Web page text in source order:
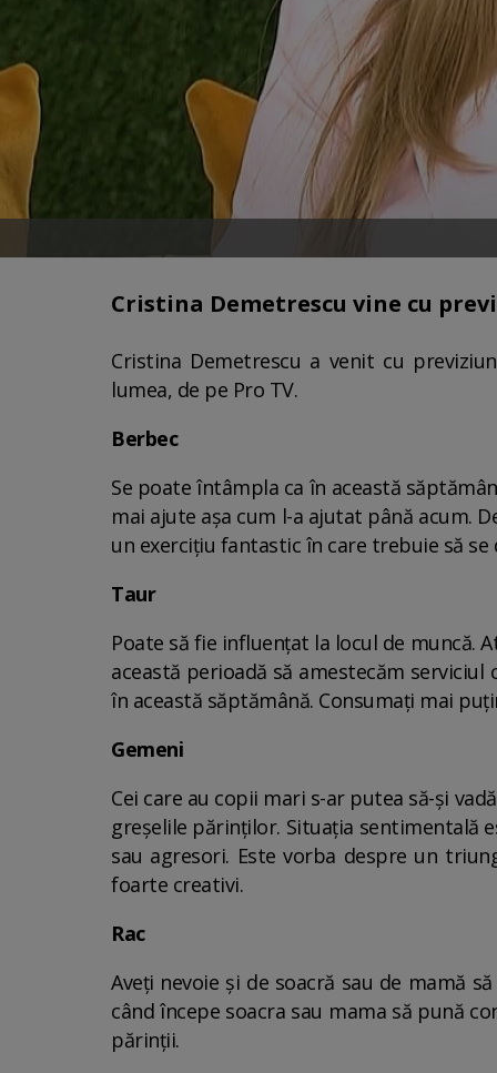
Cristina Demetrescu vine cu
Cristina Demetrescu a venit cu
lumea, de pe Pro TV.
Berbec
Se poate întâmpla ca în această
mai ajute așa cum l-a ajutat până acum.
un exercițiu fantastic în care trebuie să
Taur
Poate să fie influențat la locul de muncă.
această perioadă să amestecăm
în această săptămână. Consumați mai
Gemeni
Cei care au copii mari s-ar putea să-și
greșelile părinților. Situația sentimentală
sau agresori. Este vorba despre un
foarte creativi.
Rac
Aveți nevoie și de soacră sau de mamă
când începe soacra sau mama să pună
părinții.